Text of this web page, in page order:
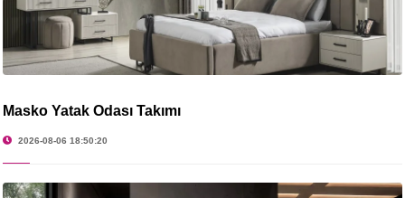
Masko Yatak Odası Takımı
2026-08-06 18:50:20